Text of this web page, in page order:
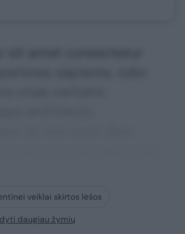
veiklai skirtos lėšos
daugiau žymių